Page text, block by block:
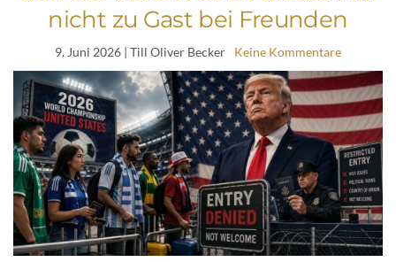
nicht zu Gast bei Freunden
9. Juni 2026 | Till Oliver Becker Keine Kommentare